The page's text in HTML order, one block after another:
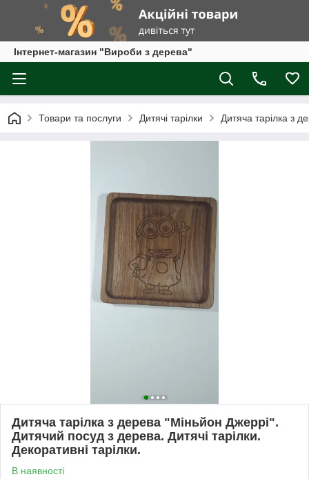
Інтернет-магазин "Вироби з дерева"
Товари та послуги Дитячі тарілки Дитяча тарілка з
Дитяча тарілка з дерева "Міньйон Джеррі".
Дитячий посуд з дерева. Дитячі тарілки.
Декоративні тарілки.
В наявності